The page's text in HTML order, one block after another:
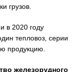
грузов.
в 2020 году
тепловоз, серии
продукцию.
железорудного